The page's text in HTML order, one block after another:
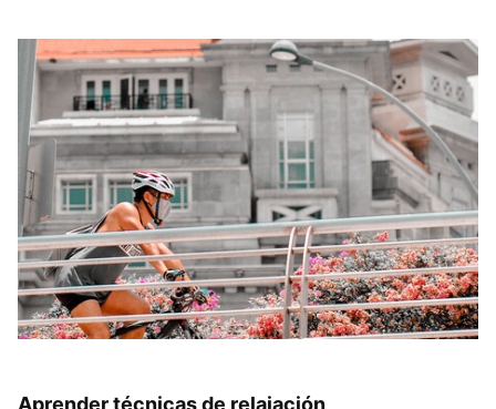
Aprender técnicas de relajación